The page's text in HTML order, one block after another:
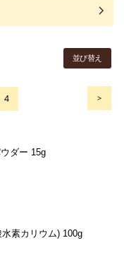
並び替え
>
4
ダー 15g
素カリウム) 100g